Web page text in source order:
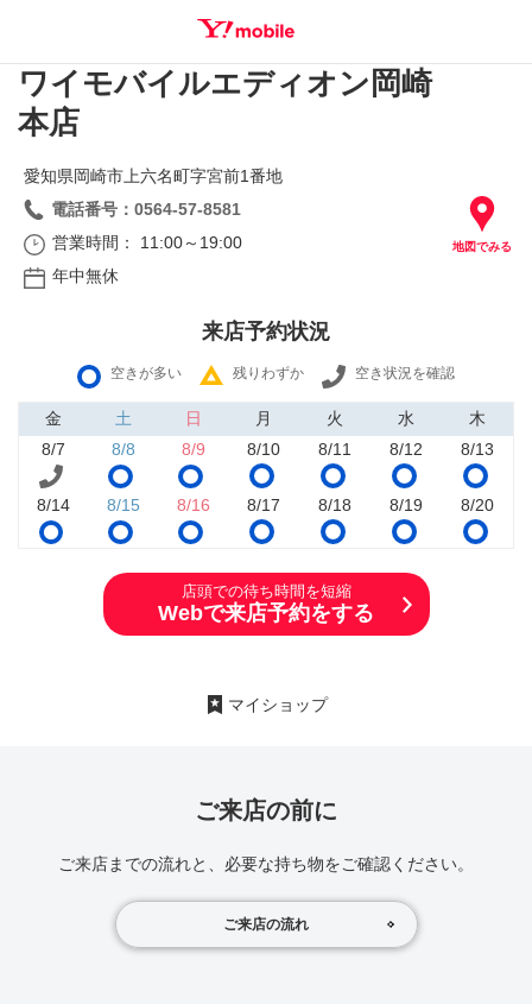
SEARCH
ワイモバイルエディオン岡崎
本店
地図でみる
愛知県岡崎市上六名町字宮前1番地
電話番号：0564-57-8581
営業時間： 11:00～19:00
年中無休
来店予約状況
空きが多い 残りわずか 空き状況を確認
金 土 日 月 火 水
木
8/7
8/8 8/9 8/10 8/11 8/12 8/13
8/14 8/15 8/16 8/17 8/18 8/19 8/20
店頭での待ち時間を短縮
Webで来店予約をする
マイショップ
ご来店の前に
ご来店までの流れと、必要な持ち物をご確認ください。
ご来店の流れ